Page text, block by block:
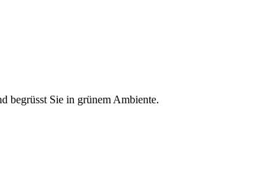
begrüsst Sie in grünem Ambiente.